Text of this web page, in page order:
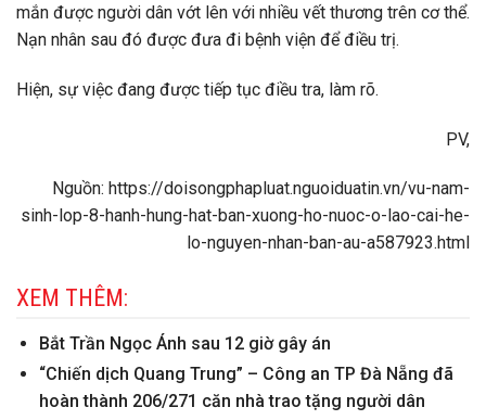
mắn được người dân vớt lên với nhiều vết thương trên cơ thể.
Nạn nhân sau đó được đưa đi bệnh viện để điều trị.
Hiện, sự việc đang được tiếp tục điều tra, làm rõ.
PV,
Nguồn: https://doisongphapluat.nguoiduatin.vn/vu-nam-
sinh-lop-8-hanh-hung-hat-ban-xuong-ho-nuoc-o-lao-cai-he-
lo-nguyen-nhan-ban-au-a587923.html
XEM THÊM:
Bắt Trần Ngọc Ánh sau 12 giờ gây án
“Chiến dịch Quang Trung” – Công an TP Đà Nẵng đã
hoàn thành 206/271 căn nhà trao tặng người dân